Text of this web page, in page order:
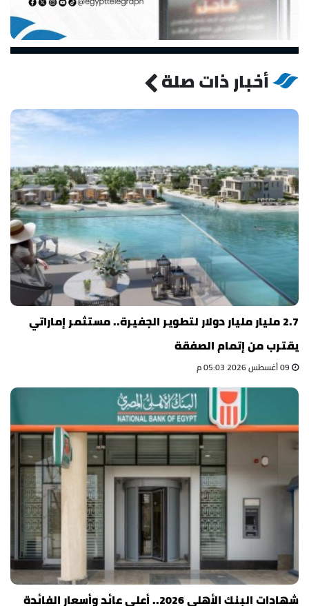
أخبار ذات صلة
2.7 مليار مليار دولار لتطوير الجفيرة.. مستثمر إماراتي
يقترب من إتمام الصفقة
شهادات البنك الأهلي 2026.. أعلى عائد وأسعار الفائدة